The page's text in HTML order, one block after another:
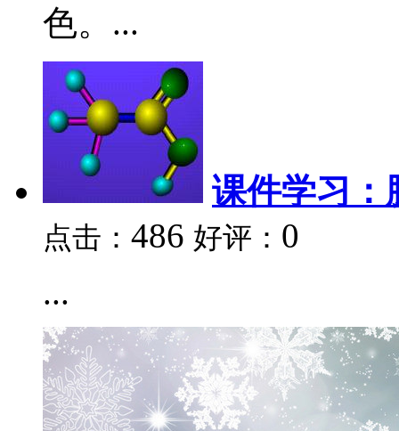
色。...
课件学习：
点击： 486 好评： 0
...